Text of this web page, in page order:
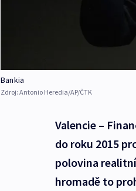
Bankia
Zdroj: Antonio Heredia/AP/ČTK
Valencie –
do roku 2015
polovina
hromadě to